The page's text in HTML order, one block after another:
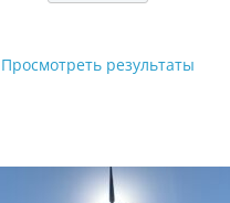
Просмотреть результаты